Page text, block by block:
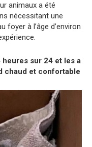
animaux a été
nécessitant une
foyer à l’âge d’environ
sur 24 et les a
chaud et confortable